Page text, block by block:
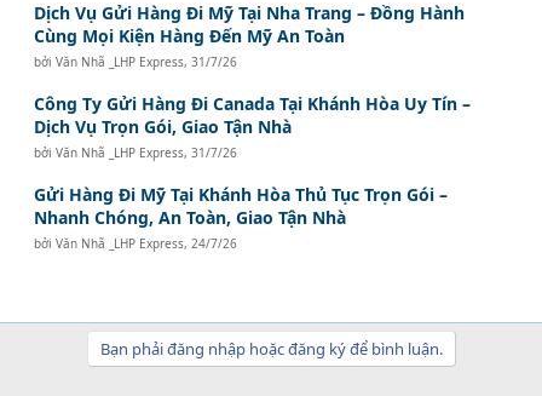
Dịch Vụ Gửi Hàng Đi Mỹ Tại Nha Trang – Đồng Hành
Cùng Mọi Kiện Hàng Đến Mỹ An Toàn
bởiVăn Nhã _LHP Express,31/7/26
Công Ty Gửi Hàng Đi Canada Tại Khánh Hòa Uy Tín –
Dịch Vụ Trọn Gói, Giao Tận Nhà
bởiVăn Nhã _LHP Express,31/7/26
Gửi Hàng Đi Mỹ Tại Khánh Hòa Thủ Tục Trọn Gói –
Nhanh Chóng, An Toàn, Giao Tận Nhà
bởiVăn Nhã _LHP Express,24/7/26
Bạn phải đăng nhập hoặc đăng ký để bình luận.